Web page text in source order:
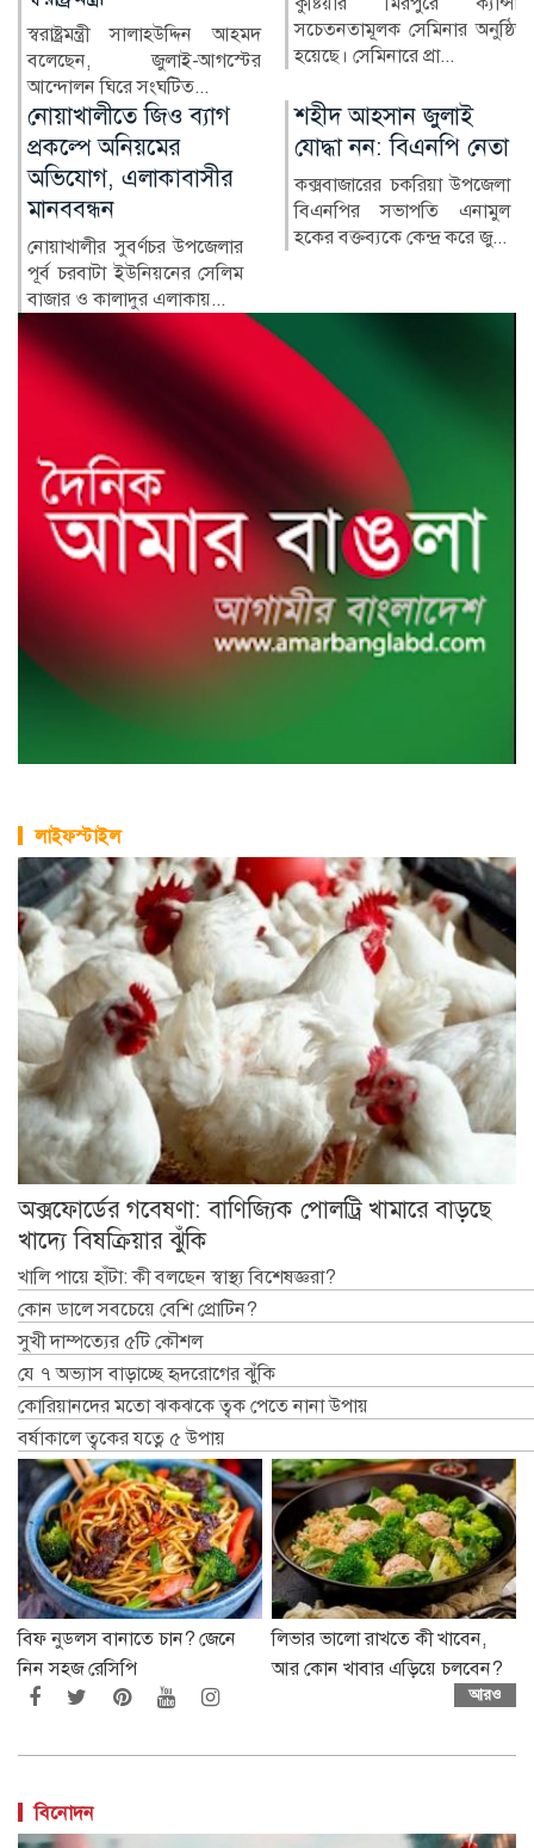
সচেতনতামূলক সেমিনার অনুষ্ঠিত
হয়েছে। সেমিনারে প্রা...
কুষ্টিয়ার মিরপুর উপজেলার সাবেক
নির্বাহী কর্মকর্তা (ইউএনও)
শহীদ আহসান জুলাই
যোদ্ধা নন: বিএনপি নেতা
কক্সবাজারের চকরিয়া উপজেলা
বিএনপির সভাপতি এনামুল
হকের বক্তব্যকে কেন্দ্র করে জু...
হাসিনা দিল্লিতে,
পরিবারের অন্য সদস্যরা
কে কোথায়?
সাবেক প্রধানমন্ত্রী শেখ হাসিনার
সরকারের পতনের পর তাঁর
লাইফস্টাইল
অক্সফোর্ডের গবেষণা: বাণিজ্যিক পোলট্রি খামারে বাড়ছে
খাদ্যে বিষক্রিয়ার ঝুঁকি
খালি পায়ে হাঁটা: কী বলছেন স্বাস্থ্য বিশেষজ্ঞরা?
কোন ডালে সবচেয়ে বেশি প্রোটিন?
সুখী দাম্পত্যের ৫টি কৌশল
যে ৭ অভ্যাস বাড়াচ্ছে হৃদরোগের ঝুঁকি
কোরিয়ানদের মতো ঝকঝকে ত্বক পেতে নানা উপায়
বর্ষাকালে ত্বকের যত্নে ৫ উপায়
বিফ নুডলস বানাতে চান? জেনে
নিন সহজ রেসিপি
লিভার ভালো রাখতে কী খাবেন,
আর কোন খাবার এড়িয়ে চলবেন?
আরও
বিনোদন